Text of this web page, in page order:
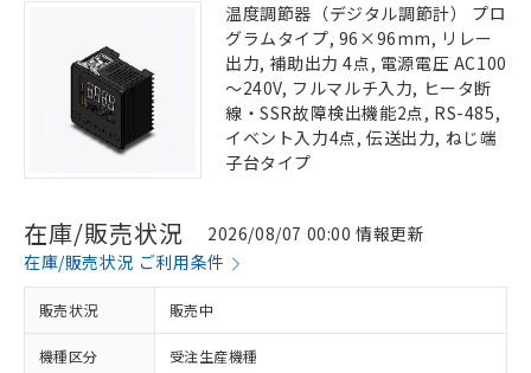
温度調節器（デジタル調節計） プロ
グラムタイプ, 96×96mm, リレー
出力, 補助出力 4点, 電源電圧 AC100
～240V, フルマルチ入力, ヒータ断
線・SSR故障検出機能2点, RS-485,
イベント入力4点, 伝送出力, ねじ端
子台タイプ
在庫/販売状況
2026/08/07 00:00 情報更新
在庫/販売状況 ご利用条件
販売状況 販売中
機種区分 受注生産機種